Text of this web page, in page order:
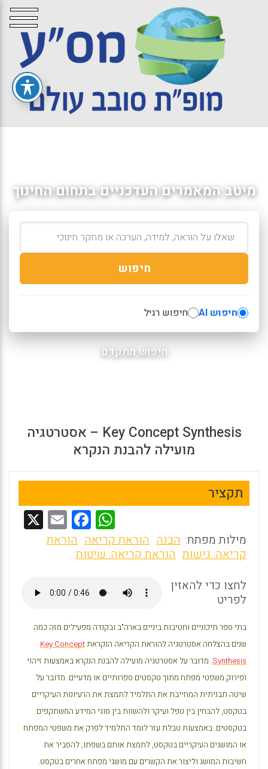
מיטב המאמרים העדכניים בתחום החינוך
חיפוש
חיפוש AI חיפוש רגיל
חיפוש מתקדם
Key Concept Synthesis – אסטרטגיה
מועילה להבנת הנקרא
תקציר
W
h
at
A
p
F
a
o
k
E
m מילות מפתח: הבנה הוראת קריאה הוראת
קריאה: גישות הוראת קריאה: שיטות
לחצו כדי להאזין
לפריט
בתי ספר תיכוניים וחטיבות ביניים בארה"ב ובקנדה מפעילים מזה כמה
שנים בהצלחה אסטרטגיה להוראת הקריאה הנקראתKey Concept
Synthesis. מדובר על אסטרטגיה מועילה להבנת הנקרא באמצעות זיהוי
ופירוק משפטי מפתח מתוך טקסטים ספרותיים או מדעיים. מדובר על
שיטה תבניתית המחייבת את התלמיד לתמצת את הרעיונות העיקריים
בטקסט, להבחין בין טפל ועיקר ולהשוות בין סוגי המידע המשתקפים
בטקסטים. באמצעות טבלת עזר לומד התלמיד לפרק את משפטי המפתח
או המושגים העיקריים בטקסט, לתמצת אותם בשפתו, להסביר את
חשיבות המושג וליצור את הקשרים עם מושגי מפתח אחרים בטקסט.